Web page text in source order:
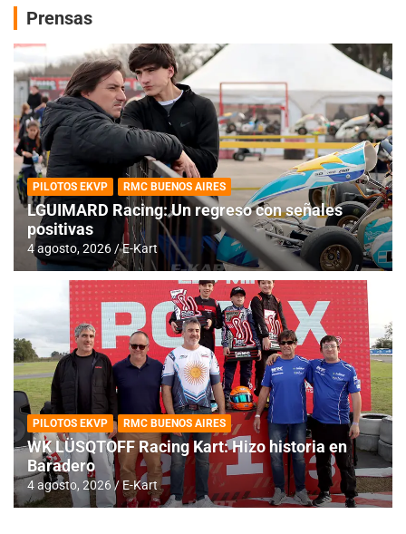
Prensas
PILOTOS EKVP RMC BUENOS AIRES
LGUIMARD Racing: Un regreso con señales
positivas
4 agosto, 2026 E-Kart
PILOTOS EKVP RMC BUENOS AIRES
WK LÜSQTOFF Racing Kart: Hizo historia en
Baradero
4 agosto, 2026 E-Kart